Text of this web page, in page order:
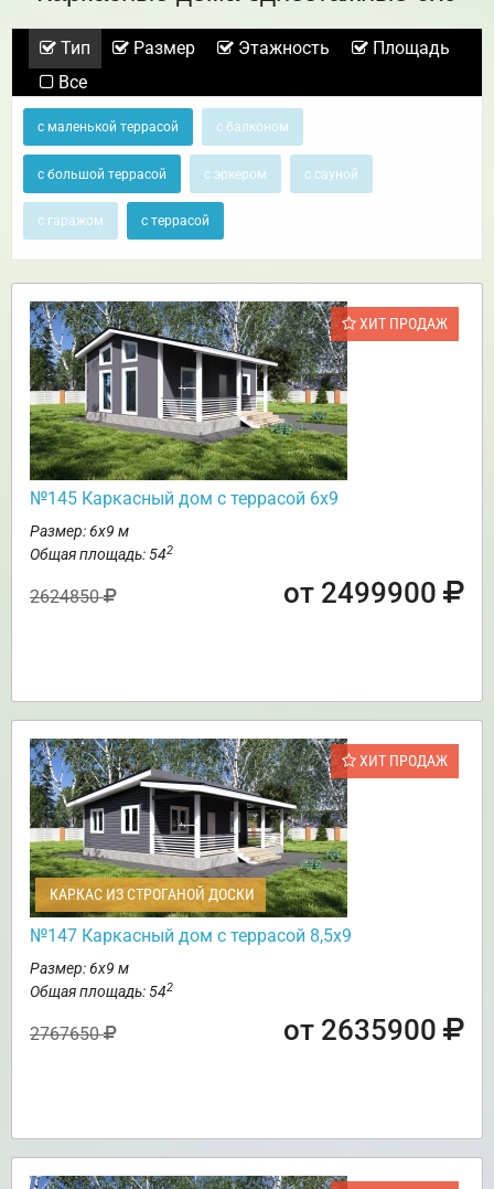
Тип Размер Этажность
Площадь
Все
с маленькой террасой с балконом
с большой террасой с эркером с сауной
с гаражом с террасой
ХИТ ПРОДАЖ
№145 Каркасный дом с террасой 6х9
Размер: 6х9 м
Общая площадь: 542
2624850 от 2499900
ХИТ ПРОДАЖ
КАРКАС ИЗ СТРОГАНОЙ ДОСКИ
№147 Каркасный дом с террасой 8,5х9
Размер: 6х9 м
Общая площадь: 542
2767650 от 2635900